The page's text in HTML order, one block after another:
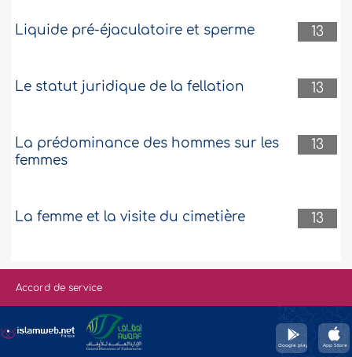
13
Liquide pré-éjaculatoire et sperme
13
Le statut juridique de la fellation
13
La prédominance des hommes sur les
femmes
13
La femme et la visite du cimetière
Accord de service